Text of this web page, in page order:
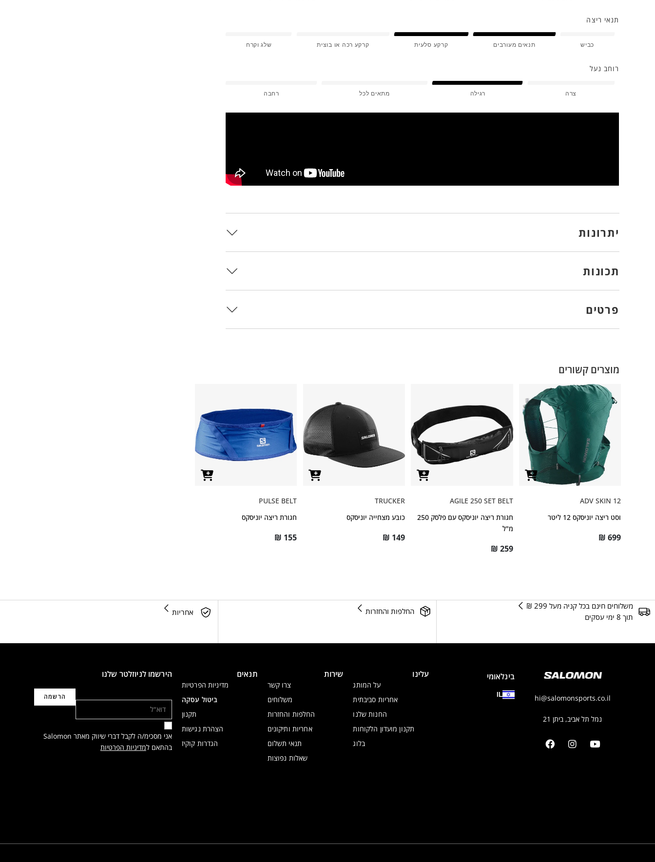
תנאי ריצה
כביש תנאים מעורבים קרקע סלעית קרקע רכה או בוצית שלג וקרח
רוחב נעל
צרה רגילה מתאים לכל רחבה
יתרונות
תכונות
פרטים
מוצרים קשורים
ADV SKIN 12
וסט ריצה יוניסקס 12 ליטר
₪ 699
AGILE 250 SET BELT
חגורת ריצה יוניסקס עם פלסק 250
מ"ל
₪ 259
TRUCKER
כובע מצחייה יוניסקס
₪ 149
PULSE BELT
חגורת ריצה יוניסקס
₪ 155
משלוחים חינם בכל קניה מעל 299 ₪
תוך 8 ימי עסקים
החלפות והחזרות אחריות
hi@salomonsports.co.il
נמל תל אביב, ביתן 21
בינלאומי
IL
עלינו
על המותג
אחריות סביבתית
החנות שלנו
תקנון מועדון הלקוחות
בלוג
שירות
צרו קשר
משלוחים
החלפות והחזרות
אחריות ותיקונים
תנאי תשלום
שאלות נפוצות
תנאים
מדיניות הפרטיות
ביטול עסקה
תקנון
הצהרת נגישות
הגדרות קוקיז
הירשמו לניוזלטר שלנו
אני מסכימ/ה לקבל דברי שיווק מאתר Salomon
בהתאם למדיניות הפרטיות